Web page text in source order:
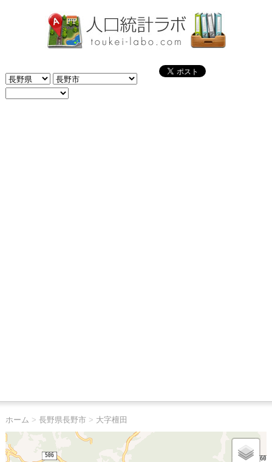
ホーム > 長野県長野市> 大字檀田